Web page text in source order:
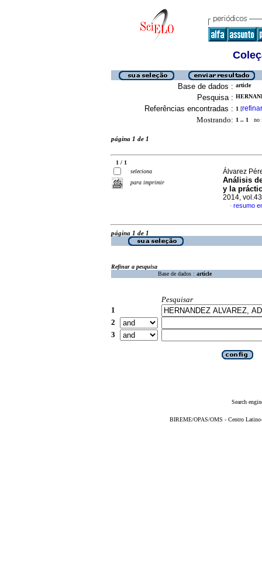
Base de dados : article
Pesquisa :
Referências encontradas : 1 [refinar
Mostrando: 1 .. 1 no
página 1 de 1
1 / 1
seleciona
para imprimir
Álvarez
Análisis
y la
2014,
· resumo
página 1 de 1
Refinar a pesquisa
Base de dados : article
Pesquisar
1
2
3
Search
BIREME/OPAS/OMS - Centro Latino-